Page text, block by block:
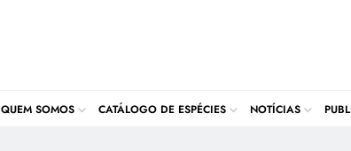
QUEM SOMOS CATÁLOGO DE ESPÉCIES NOTÍCIAS